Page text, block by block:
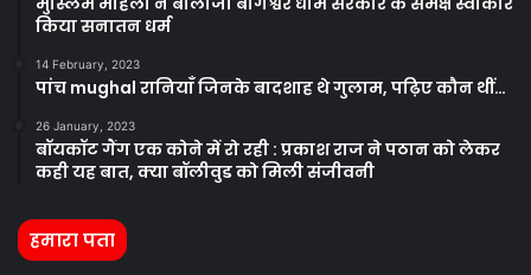
किया सनातन धर्म
14 February, 2023
पांच mughal रानियाँ जिनके बादशाह थे गुलाम, पढ़िए कौन थीं…
26 January, 2023
बॉयकॉट गैंग एक कोने में रो रही : प्रकाश राज ने पठान को लेकर
कही यह बात, क्या बॉलीवुड को मिली संजीवनी
हमारा पता